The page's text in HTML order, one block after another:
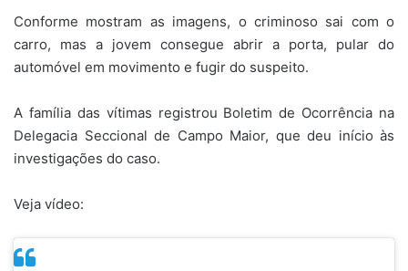
Conforme mostram as imagens, o criminoso sai com o
carro, mas a jovem consegue abrir a porta, pular do
automóvel em movimento e fugir do suspeito.
A família das vítimas registrou Boletim de Ocorrência na
Delegacia Seccional de Campo Maior, que deu início às
investigações do caso.
Veja vídeo: